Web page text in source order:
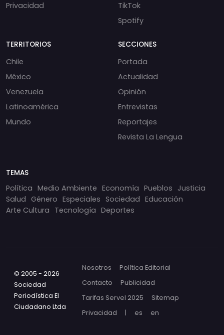
Privacidad
TikTok
Spotify
TERRITORIOS
Chile
México
Venezuela
Latinoamérica
Mundo
SECCIONES
Portada
Actualidad
Opinión
Entrevistas
Reportajes
Revista La Lengua
TEMAS
Política Medio Ambiente Economía Pueblos Justicia
Salud Género Especiales Sociedad Educación
Arte Cultura Tecnología Deportes
© 2005 - 2026
Sociedad
Periodística El
Ciudadano Ltda
Nosotros
Política Editorial
Contacto
Publicidad
Tarifas Servel 2025
Sitemap
Privacidad
| es en